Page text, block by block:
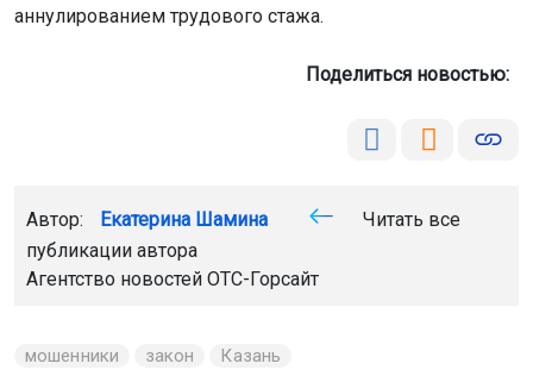
аннулированием трудового стажа.
Поделиться новостью:
Автор: Екатерина Шамина
Читать все
публикации автора
Агентство новостей ОТС-Горсайт
мошенники закон Казань